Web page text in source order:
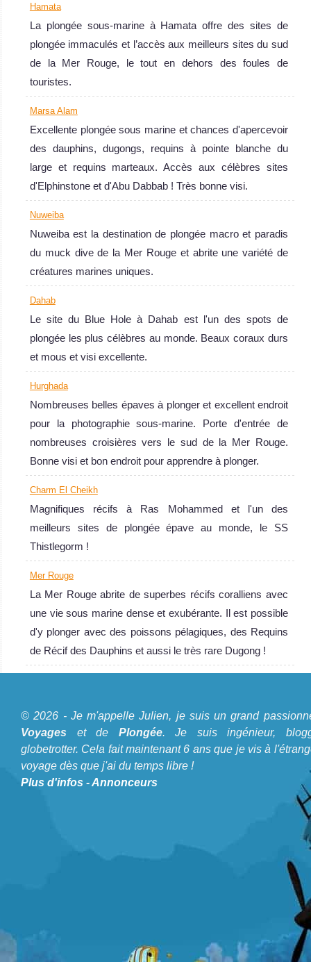
Hamata
La plongée sous-marine à Hamata offre des sites de
plongée immaculés et l’accès aux meilleurs sites du sud
de la Mer Rouge, le tout en dehors des foules de
touristes.
Marsa Alam
Excellente plongée sous marine et chances d'apercevoir
des dauphins, dugongs, requins à pointe blanche du
large et requins marteaux. Accès aux célèbres sites
d'Elphinstone et d'Abu Dabbab ! Très bonne visi.
Nuweiba
Nuweiba est la destination de plongée macro et paradis
du muck dive de la Mer Rouge et abrite une variété de
créatures marines uniques.
Dahab
Le site du Blue Hole à Dahab est l'un des spots de
plongée les plus célèbres au monde. Beaux coraux durs
et mous et visi excellente.
Hurghada
Nombreuses belles épaves à plonger et excellent endroit
pour la photographie sous-marine. Porte d'entrée de
nombreuses croisières vers le sud de la Mer Rouge.
Bonne visi et bon endroit pour apprendre à plonger.
Charm El Cheikh
Magnifiques récifs à Ras Mohammed et l'un des
meilleurs sites de plongée épave au monde, le SS
Thistlegorm !
Mer Rouge
La Mer Rouge abrite de superbes récifs coralliens avec
une vie sous marine dense et exubérante. Il est possible
d'y plonger avec des poissons pélagiques, des Requins
de Récif des Dauphins et aussi le très rare Dugong !
Je m'appelle Julien, je suis un grand passionné de
Voyageset de Plongée. Je suis ingénieur, bloggeur,
globetrotter. Cela fait maintenant 6 ans que je vis à
l'étranger et voyage dès que j'ai du temps libre !
© 2026 - Je m'appelle Julien, je suis un grand
Voyages et de Plongée. Je suis ingénieur,
globetrotter. Cela fait maintenant 6 ans que je vis à
voyage dès que j'ai du temps libre !
Plus d'infos -Annonceurs